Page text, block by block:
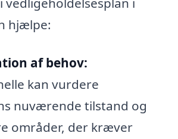
hjælpe:
af behov:
kan vurdere
nuværende tilstand og
områder, der kræver